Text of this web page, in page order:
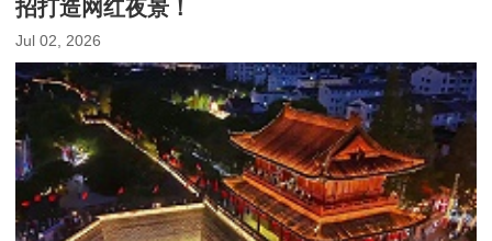
招打造网红夜景！
Jul 02, 2026